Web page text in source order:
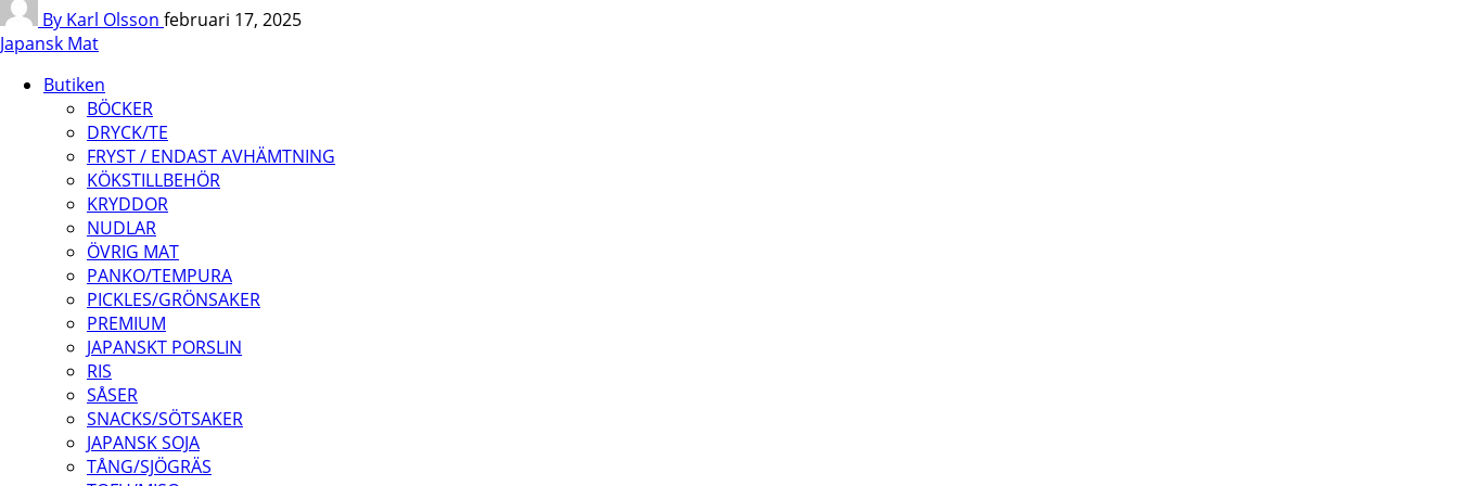
By Karl Olsson februari 17, 2025
Japansk Mat
Butiken
BÖCKER
DRYCK/TE
FRYST / ENDAST AVHÄMTNING
KÖKSTILLBEHÖR
KRYDDOR
NUDLAR
ÖVRIG MAT
PANKO/TEMPURA
PICKLES/GRÖNSAKER
PREMIUM
JAPANSKT PORSLIN
RIS
SÅSER
SNACKS/SÖTSAKER
JAPANSK SOJA
TÅNG/SJÖGRÄS